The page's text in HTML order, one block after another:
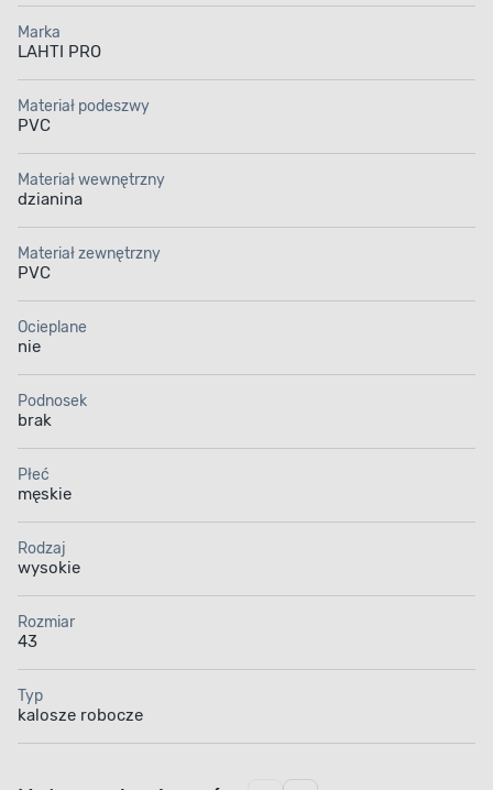
Marka
LAHTI PRO
Materiał podeszwy
PVC
Materiał wewnętrzny
dzianina
Materiał zewnętrzny
PVC
Ocieplane
nie
Podnosek
brak
Płeć
męskie
Rodzaj
wysokie
Rozmiar
43
Typ
kalosze robocze